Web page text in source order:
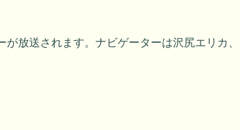
放送されます。ナビゲーターは沢尻エリカ、